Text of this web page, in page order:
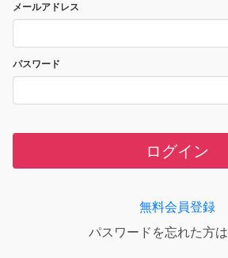
メールアドレス
パスワード
ログイン
無料会員登録
パスワードを忘れた方は